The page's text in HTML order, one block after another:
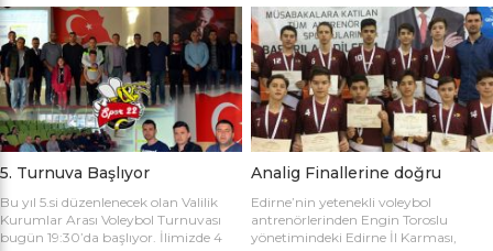
Kadınlar Voleybol 2. Ligi’ne devam
edilirken Edirnespor Kadın Voleybol
Takımı Mimar Sinan Spor Salonu’nda
kendi seyircisi önünde ilk maçına çıktı.
İlk maçında deplasmanda Bursa
Nilüfer Belediyesi’ne 3-0 mağlup
olmuştu. İkinci maçında konuk ettiği
Biga […]
ile Ecacılar Odası karşı karşıya geldi.
Maçı üçyüzden fazla voleybol sever
izledi. Takımlar sahaya şu kadrolarla
çıktılar: Voleybol Hakemleri: Oğulcan
Kuru, Öyküm Akıncı, Ecem Göçmen,
Özge Göktaş, Rabia Acun, Gökay
Karatop, Semih Sormaz, Coşkun
Özsoy […]
5. Turnuva Başlıyor
Bu yıl 5.si düzenlenecek olan Valilik
Kurumlar Arası Voleybol Turnuvası
bugün 19:30’da başlıyor. İlimizde 4
Analig Finallerine doğru
Edirne’nin yetenekli voleybol
antrenörlerinden Engin Toroslu
yönetimindeki Edirne İl Karması,